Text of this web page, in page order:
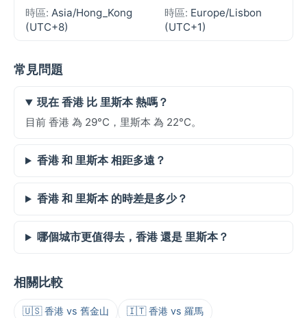
時區: Asia/Hong_Kong
(UTC+8)
時區: Europe/Lisbon
(UTC+1)
常見問題
現在 香港 比 里斯本 熱嗎？
目前 香港 為 29°C，里斯本 為 22°C。
香港 和 里斯本 相距多遠？
香港 和 里斯本 的時差是多少？
哪個城市更值得去，香港 還是 里斯本？
相關比較
🇺🇸 香港 vs 舊金山 🇮🇹 香港 vs 羅馬